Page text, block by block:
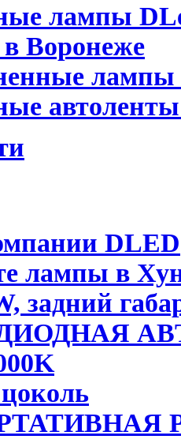
лампы
Воронеже
DLED
лампы в
задний